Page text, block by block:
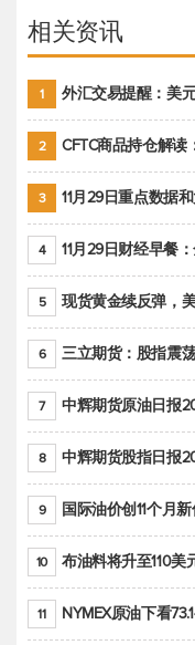
相关资讯
1 外汇交易提醒：美
2 CFTC商品持仓解读：美元净
3 11月29日重点数据
4 11月29日财经早餐：金价从
5 现货黄金续反弹，
6 三立期货：股指震荡上
7 中辉期货原油日报
8 中辉期货股指日报
9 国际油价创11个月
10 布油料将升至110美
11 NYMEX原油下看